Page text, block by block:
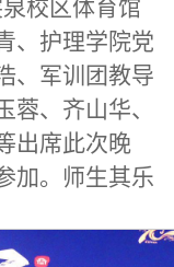
校区体育馆
、护理学院党
、军训团教导
蓉、齐山华、
出席此次晚
加。师生其乐